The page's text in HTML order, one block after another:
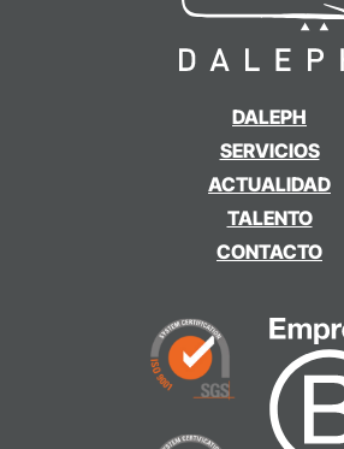
DALEPH
SERVICIOS
ACTUALIDAD
TALENTO
CONTACTO